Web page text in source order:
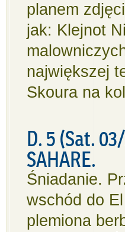
planem
jak: Klejnot
największej
Skoura na
D. 5 (Sat.
SAHARE.
Śniadanie.
wschód do
plemiona